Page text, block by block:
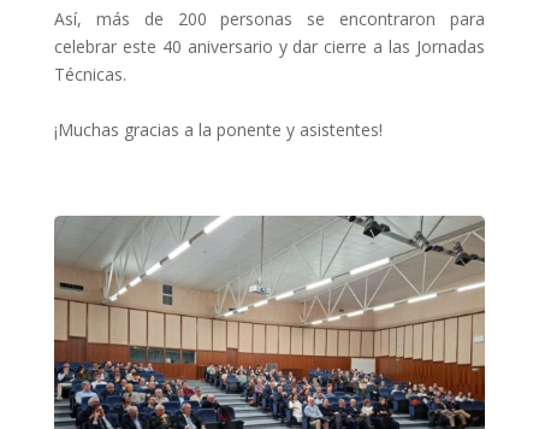
Así, más de 200 personas se encontraron para
celebrar este 40 aniversario y dar cierre a las Jornadas
Técnicas.
¡Muchas gracias a la ponente y asistentes!